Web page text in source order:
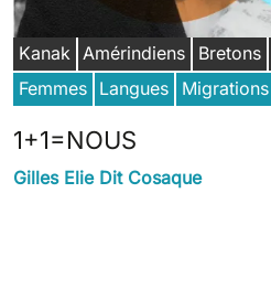
Kanak Amérindiens Bretons
Femmes
Langues Migrations
1+1=NOUS
Gilles Elie Dit Cosaque